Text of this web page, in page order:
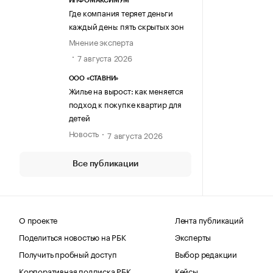
Где компания теряет деньги
каждый день: пять скрытых зон
Мнение эксперта
7 августа 2026
ООО «СТАВНИ»
Жилье на вырост: как меняется
подход к покупке квартир для
детей
Новость
7 августа 2026
Все публикации
О проекте
Поделиться новостью на РБК
Получить пробный доступ
Корпоративная подписка РБК
Лента публикаций
Эксперты
Выбор редакции
Кейсы